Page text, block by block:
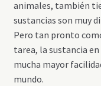
animales, también
sustancias son muy
Pero tan pronto
tarea, la sustancia
mucha mayor
mundo.